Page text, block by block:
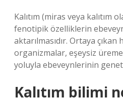
Kalıtım (miras veya kalıtım
fenotipik özelliklerin
aktarılmasıdır. Ortaya çıkan
organizmalar, eşeysiz
yoluyla ebeveynlerinin
Kalıtım bilimi